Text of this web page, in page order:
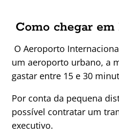
Como chegar
O Aeroporto
um aeroporto urbano, a
gastar entre 15 e 30
Por conta da pequena
possível contratar um
executivo.